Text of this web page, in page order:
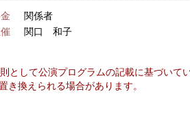
関係者
関口 和子
として公演プログラムの記載に基づいて
き換えられる場合があります。